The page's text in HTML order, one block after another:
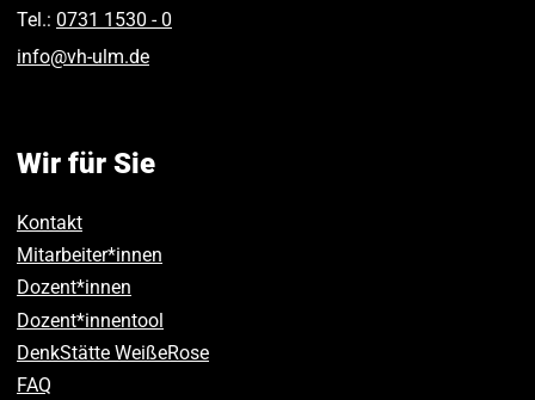
Tel.: 0731 1530 ‑ 0
info@vh-ulm.de
Wir für Sie
Kontakt
Mitarbeiter*innen
Dozent*innen
Dozent*innentool
DenkStätte WeißeRose
FAQ